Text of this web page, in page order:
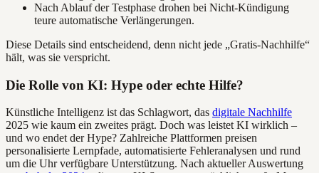
Nach Ablauf der Testphase drohen bei Nicht-Kündigung
teure automatische Verlängerungen.
Diese Details sind entscheidend, denn nicht jede „Gratis-Nachhilfe“
hält, was sie verspricht.
Die Rolle von KI: Hype oder echte Hilfe?
Künstliche Intelligenz ist das Schlagwort, das digitale Nachhilfe
2025 wie kaum ein zweites prägt. Doch was leistet KI wirklich –
und wo endet der Hype? Zahlreiche Plattformen preisen
personalisierte Lernpfade, automatisierte Fehleranalysen und rund
um die Uhr verfügbare Unterstützung. Nach aktueller Auswertung